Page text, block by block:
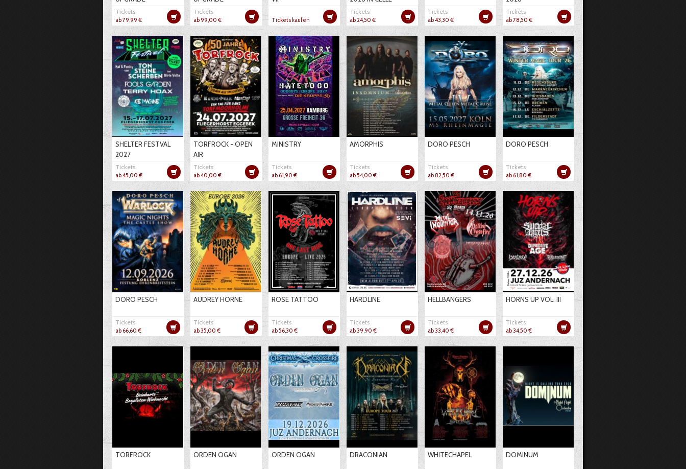
Tickets
ab 79,99 €
Tickets
ab 99,00 € Tickets kaufen
Tickets
ab 24,50 €
Tickets
ab 43,30 €
Tickets
ab 78,50 €
SHELTER FESTVAL
2027
Tickets
ab 45,00 €
TORFROCK - OPEN
AIR
Tickets
ab 40,00 €
MINISTRY
Tickets
ab 61,90 €
AMORPHIS
Tickets
ab 54,00 €
DORO PESCH
Tickets
ab 82,50 €
DORO PESCH
Tickets
ab 61,80 €
DORO PESCH
Tickets
ab 66,60 €
AUDREY HORNE
Tickets
ab 35,00 €
ROSE TATTOO
Tickets
ab 56,30 €
HARDLINE
Tickets
ab 39,90 €
HELLBANGERS
Tickets
ab 33,40 €
HORNS UP VOL. III
Tickets
ab 34,50 €
TORFROCK ORDEN OGAN ORDEN OGAN DRACONIAN WHITECHAPEL DOMINUM